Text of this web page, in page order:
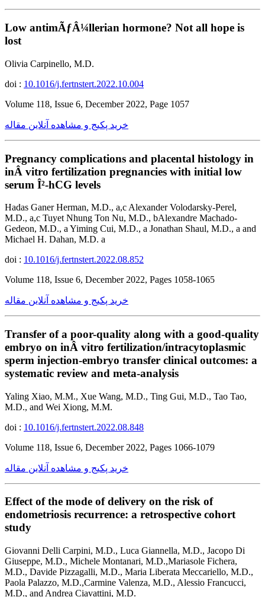
Low antimÃƒÂ¼llerian hormone? Not all hope is
lost
Olivia Carpinello, M.D.
doi : 10.1016/j.fertnstert.2022.10.004
Volume 118, Issue 6, December 2022, Page 1057
خرید پکیج و مشاهده آنلاین مقاله
Pregnancy complications and placental histology in
inÂ vitro fertilization pregnancies with initial low
serum Î²-hCG levels
Hadas Ganer Herman, M.D., a,c Alexander Volodarsky-Perel,
M.D., a,c Tuyet Nhung Ton Nu, M.D., bAlexandre Machado-
Gedeon, M.D., a Yiming Cui, M.D., a Jonathan Shaul, M.D., a and
Michael H. Dahan, M.D. a
doi : 10.1016/j.fertnstert.2022.08.852
Volume 118, Issue 6, December 2022, Pages 1058-1065
خرید پکیج و مشاهده آنلاین مقاله
Transfer of a poor-quality along with a good-quality
embryo on inÂ vitro fertilization/intracytoplasmic
sperm injection-embryo transfer clinical outcomes: a
systematic review and meta-analysis
Yaling Xiao, M.M., Xue Wang, M.D., Ting Gui, M.D., Tao Tao,
M.D., and Wei Xiong, M.M.
doi : 10.1016/j.fertnstert.2022.08.848
Volume 118, Issue 6, December 2022, Pages 1066-1079
خرید پکیج و مشاهده آنلاین مقاله
Effect of the mode of delivery on the risk of
endometriosis recurrence: a retrospective cohort
study
Giovanni Delli Carpini, M.D., Luca Giannella, M.D., Jacopo Di
Giuseppe, M.D., Michele Montanari, M.D.,Mariasole Fichera,
M.D., Davide Pizzagalli, M.D., Maria Liberata Meccariello, M.D.,
Paola Palazzo, M.D.,Carmine Valenza, M.D., Alessio Francucci,
M.D., and Andrea Ciavattini, M.D.